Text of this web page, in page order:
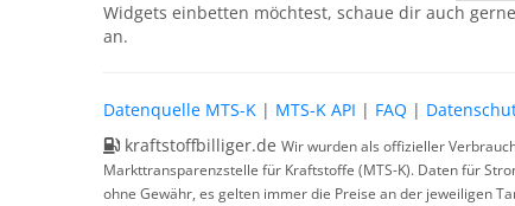
Widgets einbetten möchtest, schaue dir auch
an.
Datenquelle MTS-K | MTS-K API | FAQ |
kraftstoffbilliger.de Wir wurden als offizieller
Markttransparenzstelle für Kraftstoffe (MTS-K). Daten für
ohne Gewähr, es gelten immer die Preise an der jeweiligen